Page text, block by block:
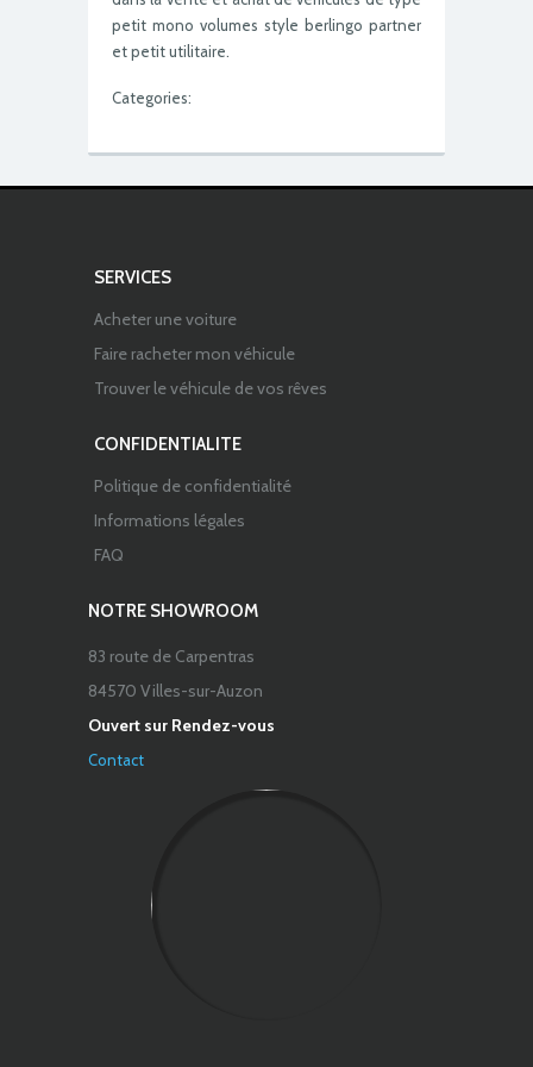
petit mono volumes style berlingo partner
et petit utilitaire.
Categories:
SERVICES
Acheter une voiture
Faire racheter mon véhicule
Trouver le véhicule de vos rêves
CONFIDENTIALITE
Politique de confidentialité
Informations légales
FAQ
NOTRE SHOWROOM
83 route de Carpentras
84570 Villes-sur-Auzon
Ouvert sur Rendez-vous
Contact